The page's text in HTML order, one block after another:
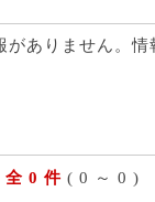
がありません。
全 0 件 ( 0